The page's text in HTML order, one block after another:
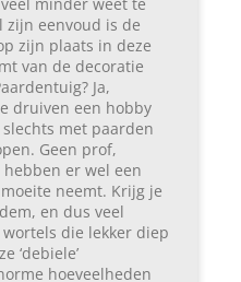
zijn eenvoud is de
zijn plaats in deze
van de decoratie
Ja,
druiven een hobby
met paarden
Geen prof,
er wel een
neemt. Krijg je
en dus veel
die lekker diep
‘debiele’
hoeveelheden